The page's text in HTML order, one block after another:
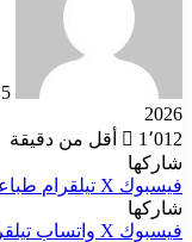
5 يونيو، 2026
2026
1٬012
أقل من دقيقة
شاركها
فيسبوك ‫X تيلقرام
شاركها
فيسبوك ‫X واتساب